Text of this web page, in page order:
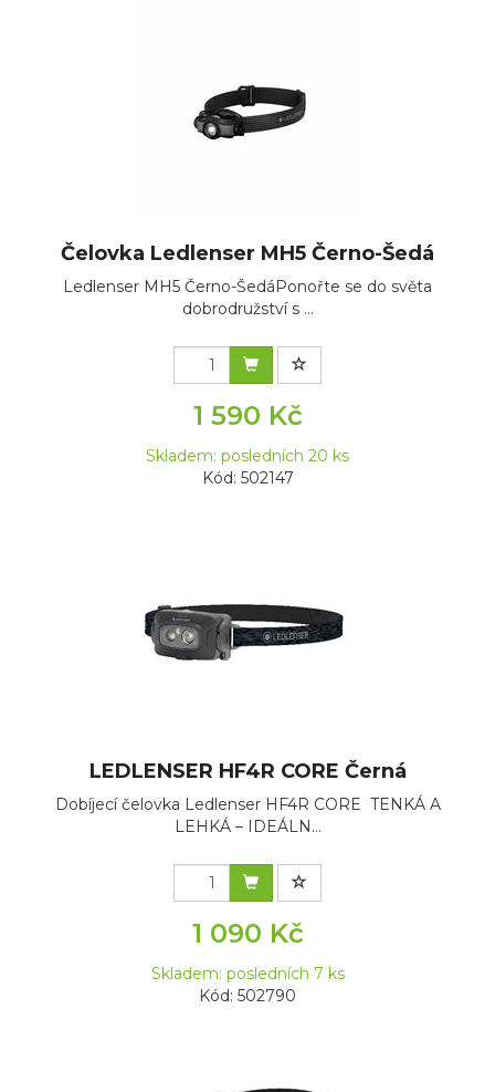
Čelovka Ledlenser MH5 Černo-Šedá
Ledlenser MH5 Černo-ŠedáPonořte se do světa
dobrodružství s ...
1 590 Kč
Skladem: posledních 20 ks
Kód: 502147
LEDLENSER HF4R CORE Černá
Dobíjecí čelovka Ledlenser HF4R CORE TENKÁ A
LEHKÁ – IDEÁLN...
1 090 Kč
Skladem: posledních 7 ks
Kód: 502790